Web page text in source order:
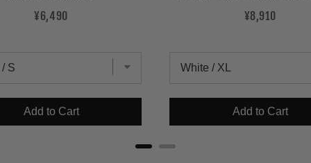
Price
¥6,490
Add to Cart
Price
¥8,910
Add to Cart